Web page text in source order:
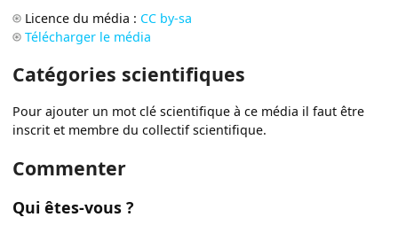
Licence du média : CC by-sa
Télécharger le média
Catégories scientifiques
Pour ajouter un mot clé scientifique à ce média il faut être
inscrit et membre du collectif scientifique.
Commenter
Qui êtes-vous ?